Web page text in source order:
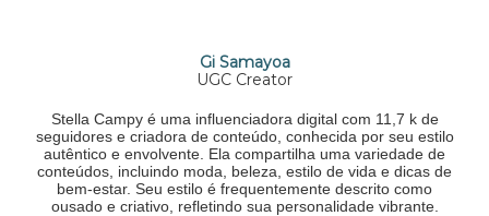
Gi Samayoa
UGC Creator
Stella Campy é uma influenciadora digital com 11,7 k de
seguidores e criadora de conteúdo, conhecida por seu estilo
autêntico e envolvente. Ela compartilha uma variedade de
conteúdos, incluindo moda, beleza, estilo de vida e dicas de
bem-estar. Seu estilo é frequentemente descrito como
ousado e criativo, refletindo sua personalidade vibrante.